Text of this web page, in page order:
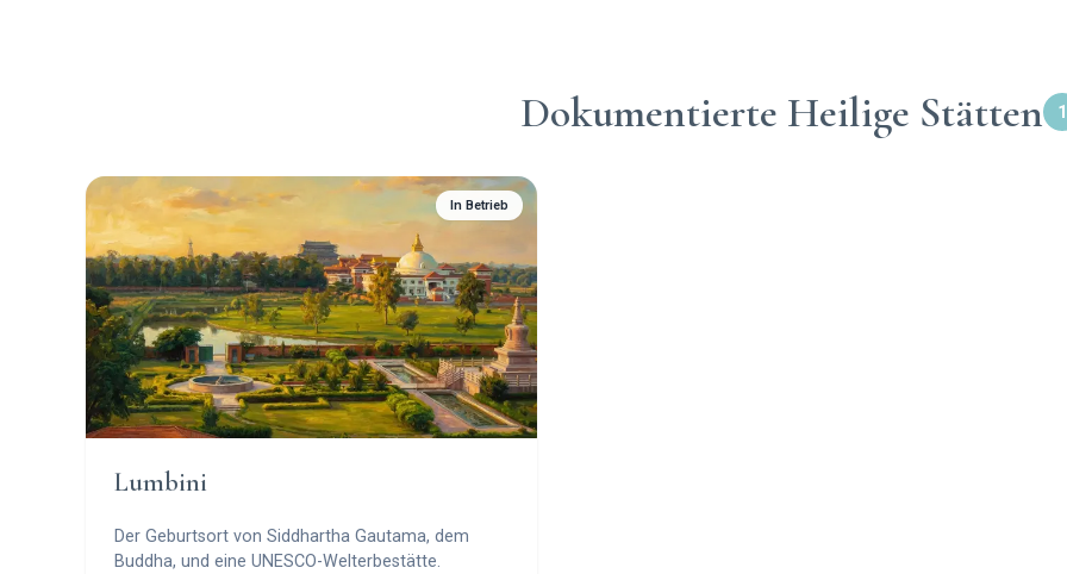
Dokumentierte Heilige Stätten 1
In Betrieb
Lumbini
Der Geburtsort von Siddhartha Gautama, dem
Buddha, und eine UNESCO-Welterbestätte.